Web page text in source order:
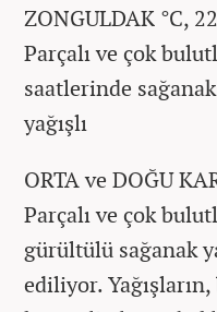
ZONGULDAK °C,
Parçalı ve çok
saatlerinde
yağışlı
ORTA ve DOĞU
Parçalı ve çok
gürültülü sağanak
ediliyor.